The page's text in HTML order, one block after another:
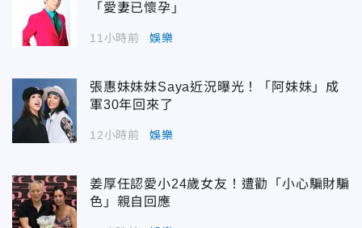
「愛妻已懷孕」
11小時前 娛樂
張惠妹妹妹Saya近況曝光！「阿妹妹」成
軍30年回來了
12小時前 娛樂
姜厚任認愛小24歲女友！遭勸「小心騙財騙
色」親自回應